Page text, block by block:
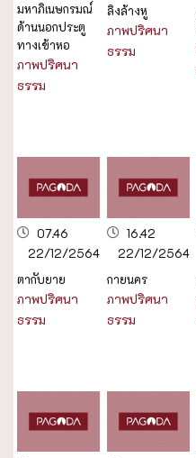
มหาภิเนษกรมณ์
ด้านนอกประตู
ทางเข้าหอ
ภาพปริศนา
ธรรม
ลิงล้างหู
ภาพปริศนา
ธรรม
07.46
22/12/2564
ตากับยาย
ภาพปริศนา
ธรรม
16.42
22/12/2564
กายนคร
ภาพปริศนา
ธรรม